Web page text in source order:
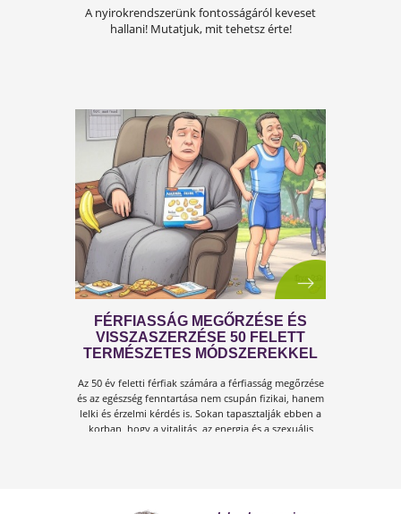
ÍGY KERÜLD EL AZ
ISKOLAKEZDÉSI ŐRÜLETET!
Az iskolakezdés sok családban nem
örömteli új kezdet, hanem egy stresszes
átállás. Ugyanakkor lehet jól csinálni!
Olvass tovább a tippekért!